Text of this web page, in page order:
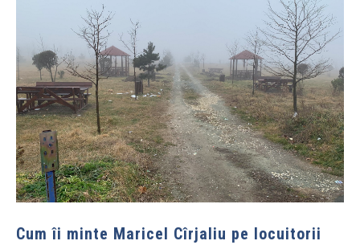
Cum îi minte Maricel Cîrjaliu pe locuitorii